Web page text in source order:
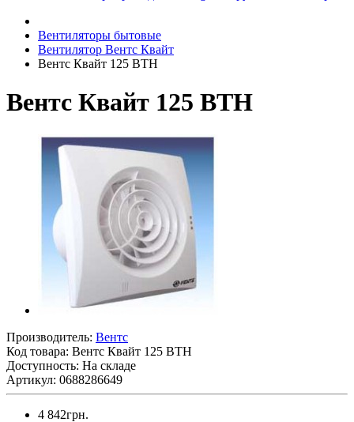
Вентиляторы бытовые
Вентилятор Вентс Квайт
Вентс Квайт 125 ВТН
Вентс Квайт 125 ВТН
Производитель: Вентс
Код товара: Вентс Квайт 125 ВТН
Доступность: На складе
Артикул: 0688286649
4 842грн.